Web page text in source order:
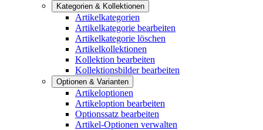
Kategorien & Kollektionen
Artikelkategorien
Artikelkategorie bearbeiten
Artikelkategorie löschen
Artikelkollektionen
Kollektion bearbeiten
Kollektionsbilder bearbeiten
Optionen & Varianten
Artikeloptionen
Artikeloption bearbeiten
Optionssatz bearbeiten
Artikel-Optionen verwalten